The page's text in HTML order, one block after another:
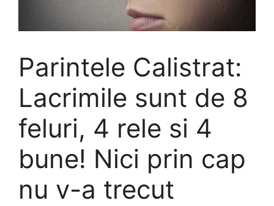
Parintele Calistrat:
Lacrimile sunt de 8
feluri, 4 rele si 4
bune! Nici prin cap
nu v-a trecut